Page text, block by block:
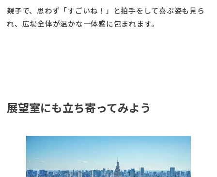
親子で、思わず「すごいね！」と拍手をして喜ぶ姿も見ら
れ、広場全体が温かな一体感に包まれます。
展望室にも立ち寄ってみよう